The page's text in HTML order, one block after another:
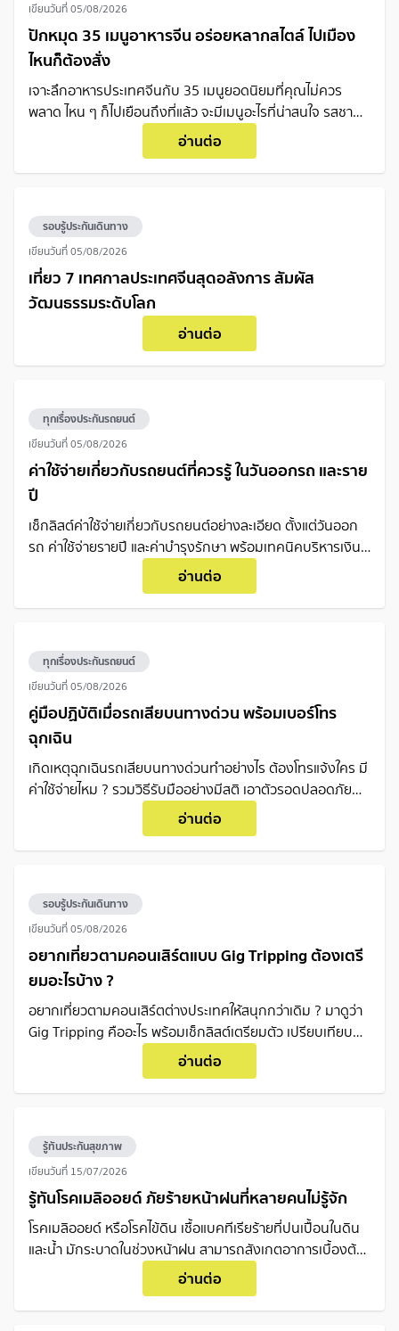
เขียนวันที่05/08/2026
ปักหมุด 35 เมนูอาหารจีน อร่อยหลากสไตล์ ไปเมือง
ไหนก็ต้องสั่ง
เจาะลึกอาหารประเทศจีนกับ 35 เมนูยอดนิยมที่คุณไม่ควร
พลาด ไหน ๆ ก็ไปเยือนถึงที่แล้ว จะมีเมนูอะไรที่น่าสนใจ รสชาติ
เป็นอย่างไร ติดตามในบทความนี้
อ่านต่อ
รอบรู้ประกันเดินทาง
เขียนวันที่05/08/2026
เที่ยว 7 เทศกาลประเทศจีนสุดอลังการ สัมผัส
วัฒนธรรมระดับโลก
อ่านต่อ
ทุกเรื่องประกันรถยนต์
เขียนวันที่05/08/2026
ค่าใช้จ่ายเกี่ยวกับรถยนต์ที่ควรรู้ ในวันออกรถ และราย
ปี
เช็กลิสต์ค่าใช้จ่ายเกี่ยวกับรถยนต์อย่างละเอียด ตั้งแต่วันออก
รถ ค่าใช้จ่ายรายปี และค่าบำรุงรักษา พร้อมเทคนิคบริหารเงิน
อ่านต่อ
ทุกเรื่องประกันรถยนต์
เขียนวันที่05/08/2026
คู่มือปฏิบัติเมื่อรถเสียบนทางด่วน พร้อมเบอร์โทร
ฉุกเฉิน
เกิดเหตุฉุกเฉินรถเสียบนทางด่วนทำอย่างไร ต้องโทรแจ้งใคร มี
ค่าใช้จ่ายไหม ? รวมวิธีรับมืออย่างมีสติ เอาตัวรอดปลอดภัย
พร้อมเบอร์โทรฉุกเฉินที่คนใช้รถต้องรู้
อ่านต่อ
รอบรู้ประกันเดินทาง
เขียนวันที่05/08/2026
อยากเที่ยวตามคอนเสิร์ตแบบ Gig Tripping ต้องเตรี
ยมอะไรบ้าง ?
อยากเที่ยวตามคอนเสิร์ตต่างประเทศให้สนุกกว่าเดิม ? มาดูว่า
Gig Tripping คืออะไร พร้อมเช็กลิสต์เตรียมตัว เปรียบเทียบ
ประเทศยอดฮิต และข้อควรรู้ก่อนเดินทาง
อ่านต่อ
รู้ทันประกันสุขภาพ
เขียนวันที่ 15/07/2026
รู้ทันโรคเมลิออยด์ ภัยร้ายหน้าฝนที่หลายคนไม่รู้จัก
โรคเมลิออยด์ หรือโรคไข้ดิน เชื้อแบคทีเรียร้ายที่ปนเปื้อนในดิน
และน้ำ มักระบาดในช่วงหน้าฝน สามารถสังเกตอาการเบื้องต้น
เพื่อป้องกันการติดเชื้อในกระแสเลือด
อ่านต่อ